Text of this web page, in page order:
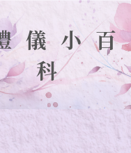
儀小百
科